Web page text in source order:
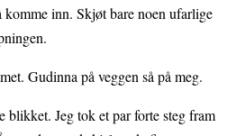
komme inn. Skjøt bare noen ufarlige
Gudinna på veggen så på meg.
blikket. Jeg tok et par forte steg fram